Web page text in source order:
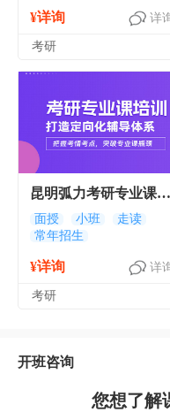
¥详询 详
考研
昆明弧力考研专业课辅
导班 昆明考研专业课
一对一培训班
面授 小班
走读
常年招生
¥详询 详
考研
开班咨询
您想了解